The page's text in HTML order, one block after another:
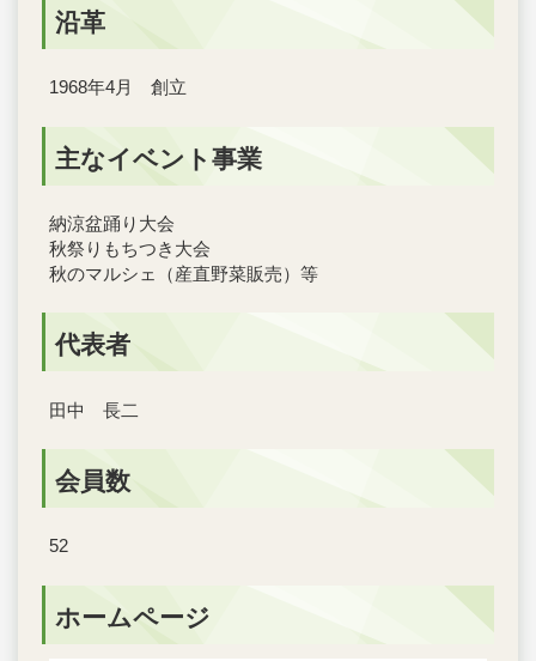
沿革
1968年4月 創立
主なイベント事業
納涼盆踊り大会
秋祭りもちつき大会
秋のマルシェ（産直野菜販売）等
代表者
田中 長二
会員数
52
ホームページ